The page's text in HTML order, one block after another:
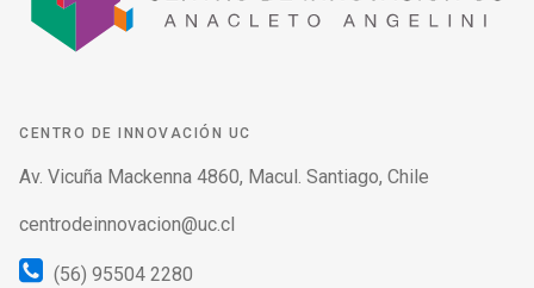
CENTRO DE INNOVACIÓN UC
Av. Vicuña Mackenna 4860, Macul. Santiago, Chile
centrodeinnovacion@uc.cl
(56) 95504 2280